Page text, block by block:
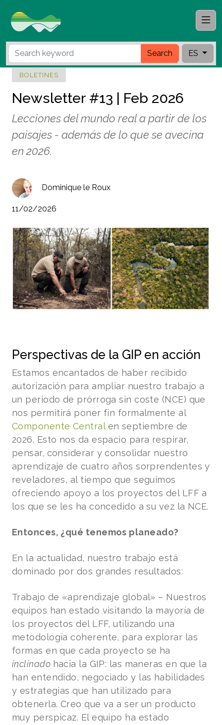
Search ES
BOLETINES
Newsletter #13 | Feb 2026
Lecciones del mundo real a partir de los
paisajes - además de lo que se avecina
en 2026.
Dominique le Roux
11/02/2026
Perspectivas de la GIP en acción
Estamos encantados de haber recibido
autorización para ampliar nuestro trabajo a
un periodo de prórroga sin coste (NCE) que
nos permitirá poner fin formalmente al
Componente Centralen septiembre de
2026. Esto nos da espacio para respirar,
pensar, considerar y consolidar nuestro
aprendizaje de cuatro años sorprendentes y
reveladores, al tiempo que seguimos
ofreciendo apoyo a los proyectos del LFF a
los que se les ha concedido a su vez la NCE.
Entonces, ¿qué tenemos planeado?
En la actualidad, nuestro trabajo está
dominado por dos grandes resultados:
Trabajo de «aprendizaje global» – Nuestros
equipos han estado visitando la mayoría de
los proyectos del LFF, utilizando una
metodología coherente, para explorar las
formas en que cada proyecto se ha
inclinado hacia la GIP: las maneras en que la
han entendido, negociado y las habilidades
y estrategias que han utilizado para
obtenerla. Creo que va a ser un producto
muy perspicaz. El equipo ha estado